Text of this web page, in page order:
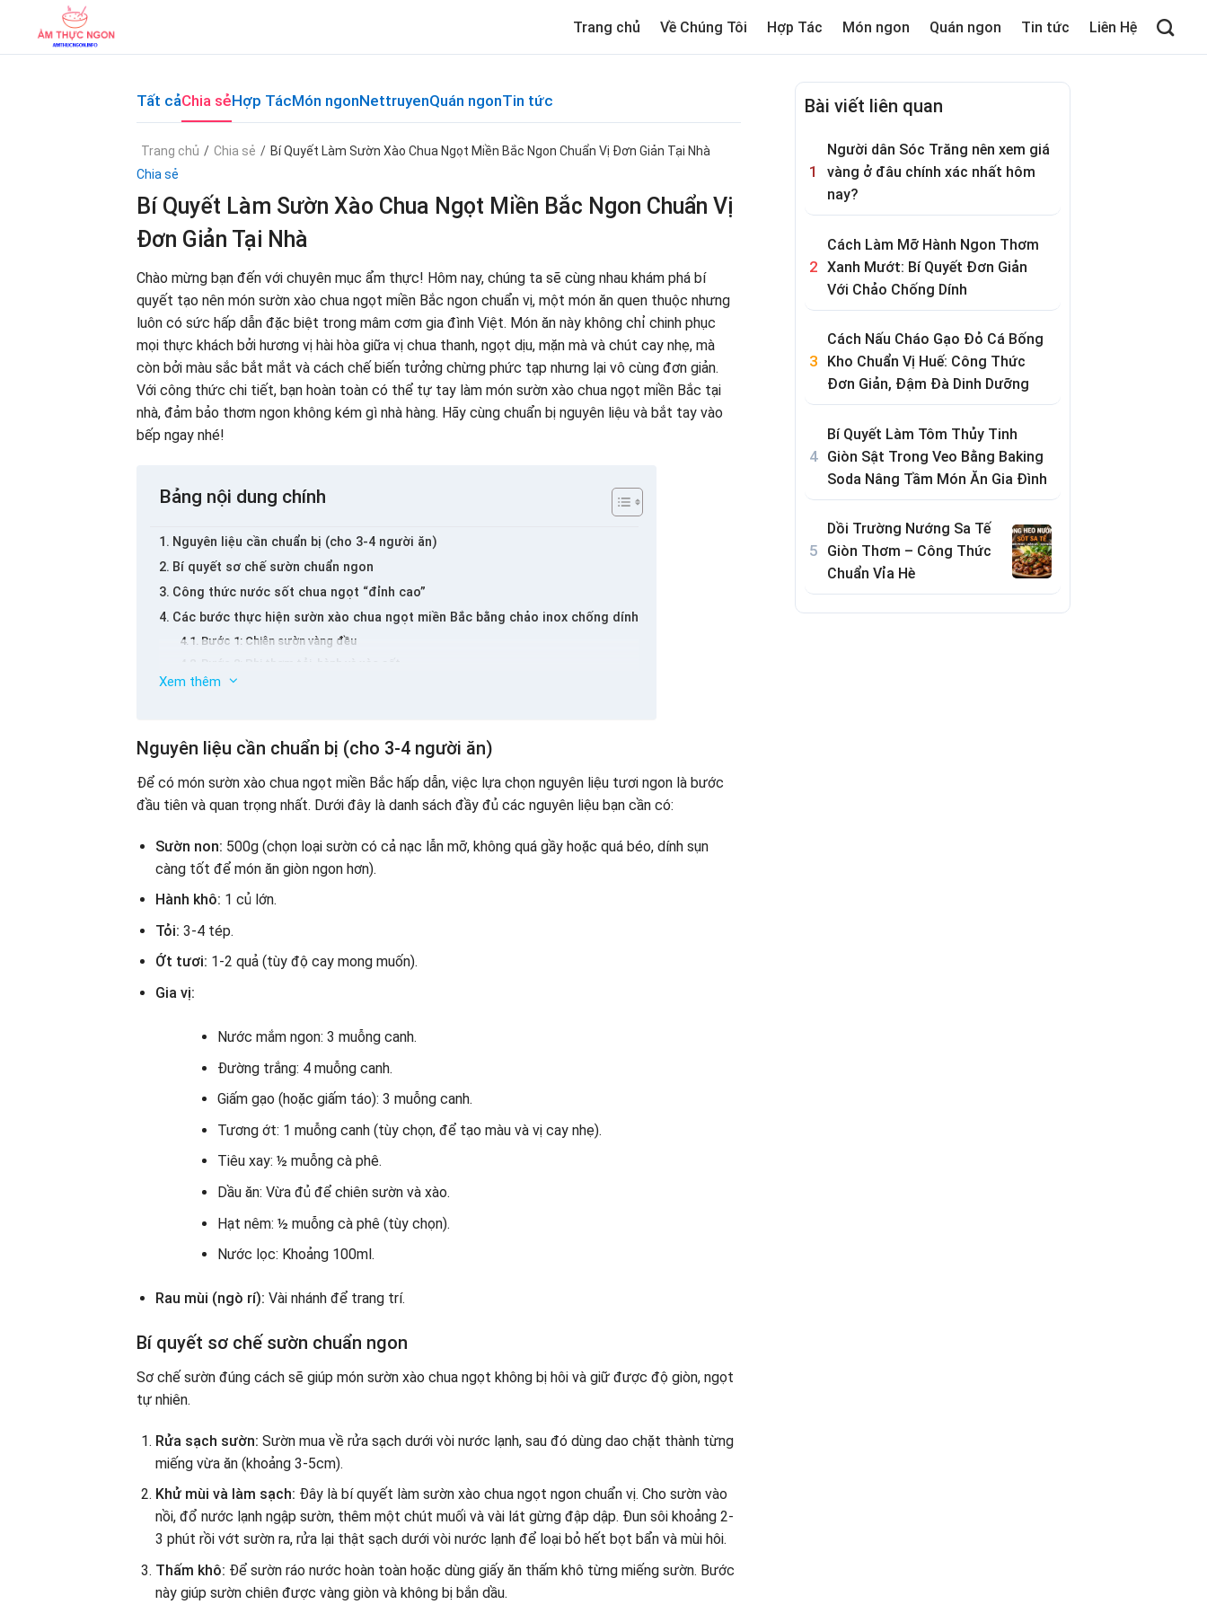
content
Trang chủ Về Chúng Tôi Hợp Tác Món ngon Quán ngon Tin tức Liên Hệ
Tất cảChia sẻHợp TácMón ngonNettruyenQuán ngonTin tức
Trang chủ / Chia sẻ / Bí Quyết Làm Sườn Xào Chua Ngọt Miền Bắc Ngon Chuẩn Vị Đơn Giản Tại Nhà
Chia sẻ
Bí Quyết Làm Sườn Xào Chua Ngọt Miền Bắc Ngon Chuẩn Vị
Đơn Giản Tại Nhà
Chào mừng bạn đến với chuyên mục ẩm thực! Hôm nay, chúng ta sẽ cùng nhau khám phá bí
quyết tạo nên món sườn xào chua ngọt miền Bắc ngon chuẩn vị, một món ăn quen thuộc nhưng
luôn có sức hấp dẫn đặc biệt trong mâm cơm gia đình Việt. Món ăn này không chỉ chinh phục
mọi thực khách bởi hương vị hài hòa giữa vị chua thanh, ngọt dịu, mặn mà và chút cay nhẹ, mà
còn bởi màu sắc bắt mắt và cách chế biến tưởng chừng phức tạp nhưng lại vô cùng đơn giản.
Với công thức chi tiết, bạn hoàn toàn có thể tự tay làm món sườn xào chua ngọt miền Bắc tại
nhà, đảm bảo thơm ngon không kém gì nhà hàng. Hãy cùng chuẩn bị nguyên liệu và bắt tay vào
bếp ngay nhé!
Bảng nội dung chính
Nguyên liệu cần chuẩn bị (cho 3-4 người ăn)
Bí quyết sơ chế sườn chuẩn ngon
Công thức nước sốt chua ngọt “đỉnh cao”
Các bước thực hiện sườn xào chua ngọt miền Bắc bằng chảo inox chống dính
Bước 1: Chiên sườn vàng đều
Bước 3: Kho sườn với sốt
Xem thêm
Nguyên liệu cần chuẩn bị (cho 3-4 người ăn)
Để có món sườn xào chua ngọt miền Bắc hấp dẫn, việc lựa chọn nguyên liệu tươi ngon là bước
đầu tiên và quan trọng nhất. Dưới đây là danh sách đầy đủ các nguyên liệu bạn cần có:
Sườn non: 500g (chọn loại sườn có cả nạc lẫn mỡ, không quá gầy hoặc quá béo, dính sụn
càng tốt để món ăn giòn ngon hơn).
Hành khô: 1 củ lớn.
Tỏi: 3-4 tép.
Ớt tươi: 1-2 quả (tùy độ cay mong muốn).
Gia vị:
Nước mắm ngon: 3 muỗng canh.
Đường trắng: 4 muỗng canh.
Giấm gạo (hoặc giấm táo): 3 muỗng canh.
Tương ớt: 1 muỗng canh (tùy chọn, để tạo màu và vị cay nhẹ).
Tiêu xay: ½ muỗng cà phê.
Dầu ăn: Vừa đủ để chiên sườn và xào.
Hạt nêm: ½ muỗng cà phê (tùy chọn).
Nước lọc: Khoảng 100ml.
Rau mùi (ngò rí): Vài nhánh để trang trí.
Bí quyết sơ chế sườn chuẩn ngon
Sơ chế sườn đúng cách sẽ giúp món sườn xào chua ngọt không bị hôi và giữ được độ giòn, ngọt
tự nhiên.
Rửa sạch sườn: Sườn mua về rửa sạch dưới vòi nước lạnh, sau đó dùng dao chặt thành từng
miếng vừa ăn (khoảng 3-5cm).
Khử mùi và làm sạch: Đây là bí quyết làm sườn xào chua ngọt ngon chuẩn vị. Cho sườn vào
nồi, đổ nước lạnh ngập sườn, thêm một chút muối và vài lát gừng đập dập. Đun sôi khoảng 2-
3 phút rồi vớt sườn ra, rửa lại thật sạch dưới vòi nước lạnh để loại bỏ hết bọt bẩn và mùi hôi.
Thấm khô: Để sườn ráo nước hoàn toàn hoặc dùng giấy ăn thấm khô từng miếng sườn. Bước
này giúp sườn chiên được vàng giòn và không bị bắn dầu.
Bài viết liên quan
Người dân Sóc Trăng nên xem giá
vàng ở đâu chính xác nhất hôm
nay?
Cách Làm Mỡ Hành Ngon Thơm
Xanh Mướt: Bí Quyết Đơn Giản
Với Chảo Chống Dính
Cách Nấu Cháo Gạo Đỏ Cá Bống
Kho Chuẩn Vị Huế: Công Thức
Đơn Giản, Đậm Đà Dinh Dưỡng
Bí Quyết Làm Tôm Thủy Tinh
Giòn Sật Trong Veo Bằng Baking
Soda Nâng Tầm Món Ăn Gia Đình
Dồi Trường Nướng Sa Tế
Giòn Thơm – Công Thức
Chuẩn Vỉa Hè